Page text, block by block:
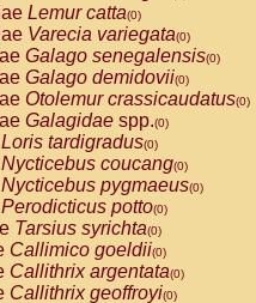
Alouatta seniculus
Alouattaspp.(0)
Ateles belzebuth(0)
Ateles geoffroyi(0)
Ateles paniscus(0)
Atelesspp.(0)
Lagothrix lagothricha
Lagothrix lagothricha cana
Cacajao calvus
Callicebus cupreus
Callicebus donacophilus
Callicebus moloch
Callicebus torquatus
Callicebusspp.(0)
Lemur catta(0)
Varecia variegata(0)
Galago senegalensis(0)
Galago demidovii(0)
Otolemur crassicaudatus(0)
Galagidae spp.(0)
Loris tardigradus(0)
Nycticebus coucang(0)
Nycticebus pygmaeus(0)
Perodicticus potto(0)
Tarsius syrichta(0)
Callimico goeldii(0)
Callithrix argentata(0)
Callithrix geoffroyi(0)